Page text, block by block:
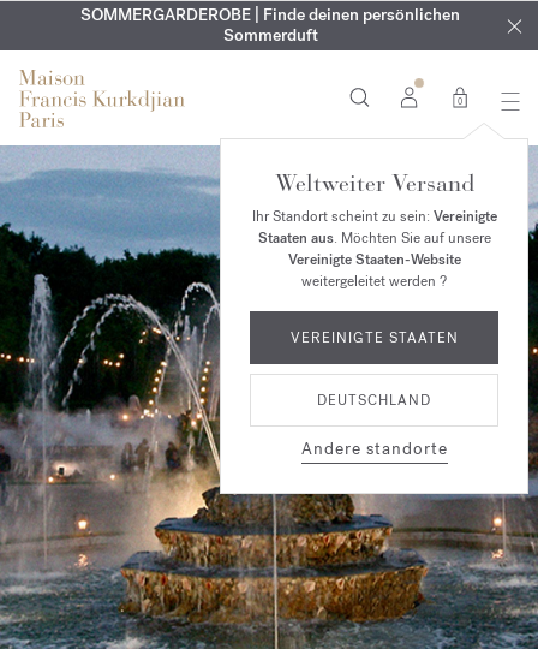
EXKLUSIV | Erhalten Sie OUD velvet moodin Ihrer Bestellung*
KOSTENLOSE GRAVUR | Auf alle Düfte und Körperöle bis zum
9. August
SOMMERGARDEROBE | Finde deinen persönlichen
Sommerduft
0
Weltweiter Versand
Ihr Standort scheint zu sein: Vereinigte
Staaten aus. Möchten Sie auf unsere
Vereinigte Staaten-Website
weitergeleitet werden ?
VEREINIGTE STAATEN
DEUTSCHLAND
Andere standorte